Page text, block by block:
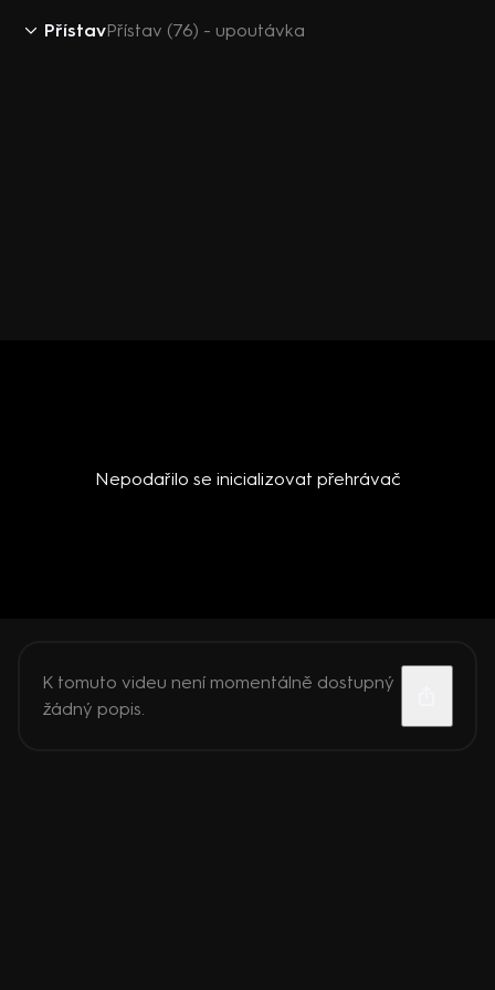
PřístavPřístav (76) - upoutávka
Nepodařilo se inicializovat přehrávač
K tomuto videu není momentálně dostupný
žádný popis.